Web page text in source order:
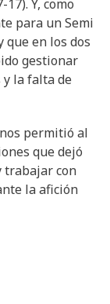
Y, como
para un Semi
que en los dos
gestionar
y la falta de
permitió al
que dejó
trabajar con
la afición